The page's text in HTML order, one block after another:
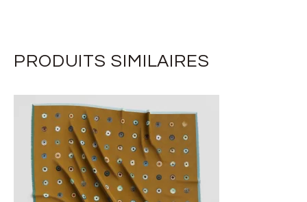
PRODUITS SIMILAIRES